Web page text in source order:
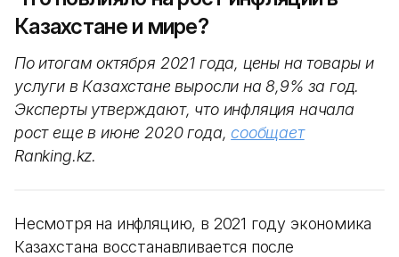
Казахстане и мире?
По итогам октября 2021 года, цены на товары и
услуги в Казахстане выросли на 8,9% за год.
Эксперты утверждают, что инфляция начала
рост еще в июне 2020 года,сообщает
Ranking.kz.
Несмотря на инфляцию, в 2021 году экономика
Казахстана восстанавливается после